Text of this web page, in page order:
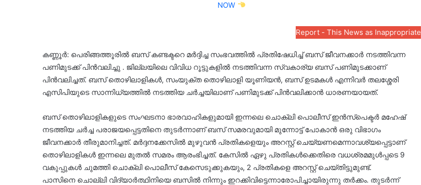
NOW
Report - This News as Inappropriate
കണ്ണൂർ: പെരിങ്ങത്തൂരിൽ ബസ് കണ്ടക്ടറെ മർദ്ദിച്ച സംഭവത്തിൽ പ്രതിഷേധിച്ച് ബസ് ജീവനക്കാർ നടത്തിവന്ന
പണിമുടക്ക് പിൻവലിച്ചു . ജില്ലയിലെ വിവിധ റൂട്ടുകളിൽ നടത്തിവന്ന സ്വകാര്യ ബസ് പണിമുടക്കാണ്
പിൻവലിച്ചത്. ബസ് തൊഴിലാളികൾ, സംയുക്ത തൊഴിലാളി യൂണിയൻ, ബസ് ഉടമകൾ എന്നിവർ തലശ്ശേരി
എസിപിയുടെ സാന്നിധ്യത്തിൽ നടത്തിയ ചർച്ചയിലാണ് പണിമുടക്ക് പിൻവലിക്കാൻ ധാരണയായത്.
ബസ് തൊഴിലാളികളുടെ സംഘടനാ ഭാരവാഹികളുമായി ഇന്നലെ ചൊക്ലി പൊലീസ് ഇൻസ്പെക്ടർ മഹേഷ്
നടത്തിയ ചർച്ച പരാജയപ്പെട്ടതിനെ തുടർന്നാണ് ബസ് സമരവുമായി മുന്നോട്ട് പോകാൻ ഒരു വിഭാഗം
ജീവനക്കാർ തീരുമാനിച്ചത്. മർദ്ദനക്കേസിൽ മുഴുവൻ പ്രതികളെയും അറസ്റ്റ് ചെയ്യണമെന്നാവശ്യപ്പെട്ടാണ്
തൊഴിലാളികൾ ഇന്നലെ മുതൽ സമരം ആരംഭിച്ചത്. കേസിൽ ഏഴു പ്രതികൾക്കെതിരെ വധശ്രമമുൾപ്പടെ 9
വകുപ്പുകൾ ചുമത്തി ചൊക്ലി പൊലീസ് കേസെടുക്കുകയും, 2 പ്രതികളെ അറസ്റ്റ് ചെയ്തിട്ടുമുണ്ട്.
പാസിനെ ചൊല്ലി വിദ്യാർത്ഥിനിയെ ബസിൽ നിന്നും ഇറക്കിവിട്ടെന്നാരോപിച്ചായിരുന്നു തർക്കം. തുടർന്ന്